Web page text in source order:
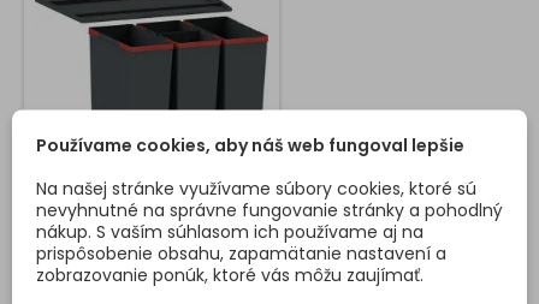
ODPADKOVÝ KÔŠ FRANKE
EASYSORT 600-2-2
Uvádzame Franke Easysort
600-2-2 2x14,5 l, 2x7,5 l,
Používame cookies, aby náš web fungoval lepšie
Na našej stránke využívame súbory cookies, ktoré sú
nevyhnutné na správne fungovanie stránky a pohodlný
nákup. S vaším súhlasom ich používame aj na
prispôsobenie obsahu, zapamätanie nastavení a
zobrazovanie ponúk, ktoré vás môžu zaujímať.